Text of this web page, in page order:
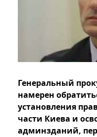
Генеральный
намерен
установления
части Киева и
админзданий,